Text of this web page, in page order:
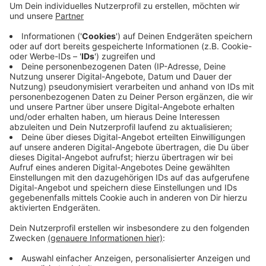
und Organisationen haben ein Spendensiegel. Das
den Spenden sorgfältig und verantwortungsvoll
umgeht. Außerdem gibt es noch Siegel vom
Deutschen Spendenrat und vom Verband
Entwicklungspolitik und Humanitäre Hilfe.Mehr
Infos
Veröffentlicht:Donnerstag, 05.12.2024 06:21
Anzeige
Anzeige